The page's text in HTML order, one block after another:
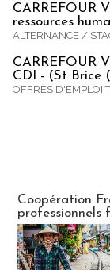
CARREFOUR
ressources
ALTERNANCE /
CARREFOUR
CDI - (St Brice
OFFRES D'EMPLOI
Coopération
professionnels